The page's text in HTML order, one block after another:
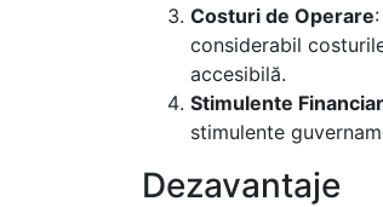
Costuri de Operare
considerabil
accesibilă.
Stimulente
stimulente
Dezavantaje